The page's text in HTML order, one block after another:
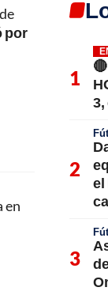
por
en
el